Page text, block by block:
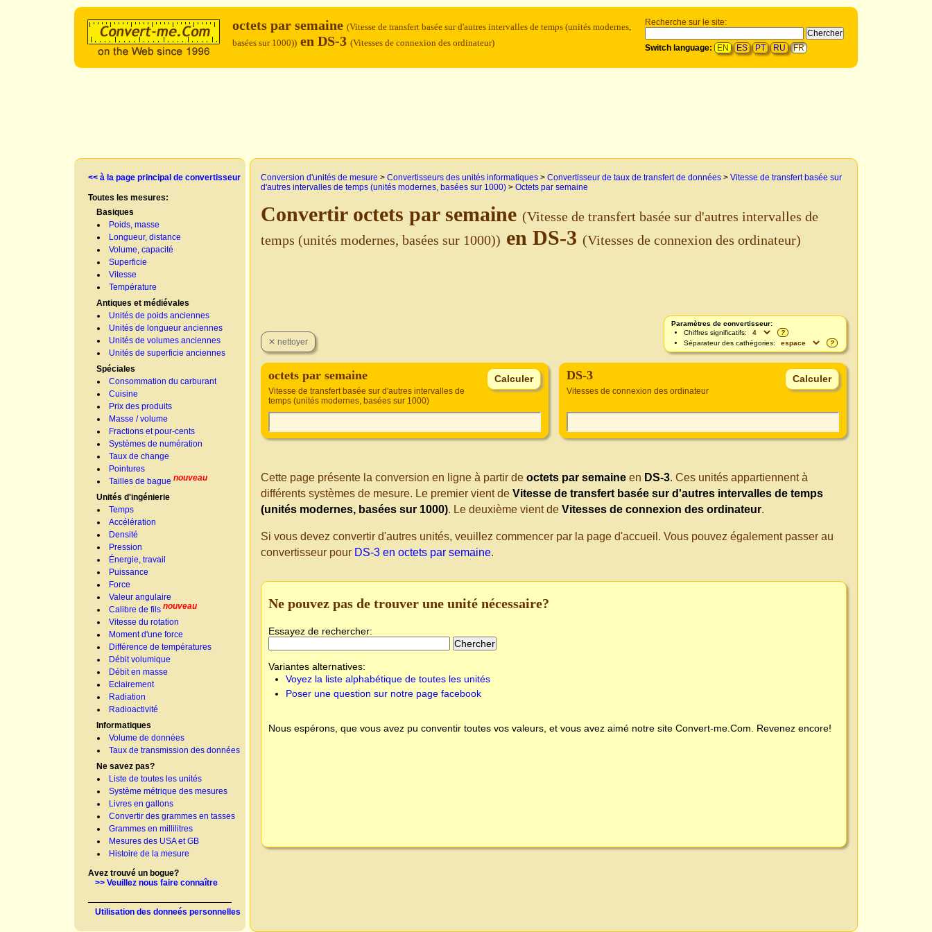
Recherche sur le site:
Switch language: EN ES PT RU FR
octets par semaine (Vitesse de transfert basée sur d'autres intervalles de temps (unités modernes,
basées sur 1000)) en DS-3 (Vitesses de connexion des ordinateur)
<< à la page principal de convertisseur
Toutes les mesures:
Basiques
Poids, masse
Longueur, distance
Volume, capacité
Superficie
Vitesse
Température
Antiques et médiévales
Unités de poids anciennes
Unités de longueur anciennes
Unités de volumes anciennes
Unités de superficie anciennes
Spéciales
Consommation du carburant
Cuisine
Prix des produits
Masse / volume
Fractions et pour-cents
Systèmes de numération
Taux de change
Pointures
Tailles de bague nouveau
Unités d'ingénierie
Temps
Accélération
Densité
Pression
Énergie, travail
Puissance
Force
Valeur angulaire
Calibre de fils nouveau
Vitesse du rotation
Moment d'une force
Différence de températures
Débit volumique
Débit en masse
Eclairement
Radiation
Radioactivité
Informatiques
Volume de données
Taux de transmission des données
Ne savez pas?
Liste de toutes les unités
Système métrique des mesures
Livres en gallons
Convertir des grammes en tasses
Grammes en millilitres
Mesures des USA et GB
Histoire de la mesure
Avez trouvé un bogue?
>> Veuillez nous faire connaître
Utilisation des donneés personnelles
Conversion d'unités de mesure > Convertisseurs des unités informatiques > Convertisseur de taux de transfert de données > Vitesse de transfert basée sur
d'autres intervalles de temps (unités modernes, basées sur 1000) > Octets par semaine
Convertir octets par semaine (Vitesse de transfert basée sur d'autres intervalles de
temps (unités modernes, basées sur 1000)) en DS-3 (Vitesses de connexion des ordinateur)
Paramètres de convertisseur:
Chiffres significatifs:
?
Séparateur des cathégories:
?
octets par semaine
Vitesse de transfert basée sur d'autres intervalles de
temps (unités modernes, basées sur 1000)
DS-3
Vitesses de connexion des ordinateur
Cette page présente la conversion en ligne à partir de octets par semaine en DS-3. Ces unités appartiennent à
différents systèmes de mesure. Le premier vient de Vitesse de transfert basée sur d'autres intervalles de temps
(unités modernes, basées sur 1000). Le deuxième vient de Vitesses de connexion des ordinateur.
Si vous devez convertir d'autres unités, veuillez commencer par la page d'accueil. Vous pouvez également passer au
convertisseur pour DS-3 en octets par semaine.
Ne pouvez pas de trouver une unité nécessaire?
Essayez de rechercher:
Variantes alternatives:
Voyez la liste alphabétique de toutes les unités
Poser une question sur notre page facebook
Nous espérons, que vous avez pu conventir toutes vos valeurs, et vous avez aimé notre site Convert-me.Com . Revenez encore!